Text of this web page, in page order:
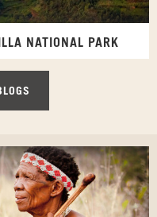
NATIONAL PARK